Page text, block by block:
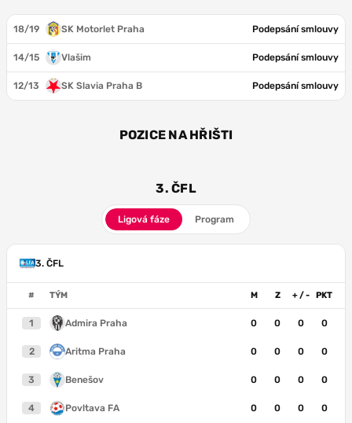
18/19 SK Motorlet Praha Podepsání smlouvy
14/15 Vlašim Podepsání smlouvy
12/13 SK Slavia Praha B Podepsání smlouvy
POZICE NA HŘIŠTI
3. ČFL
Ligová fáze Program
3. ČFL
# TÝM M Z + / - PKT
1 Admira Praha 0 0 0 0
2 Aritma Praha 0 0 0 0
3 Benešov 0 0 0 0
4 Povltava FA 0 0 0 0